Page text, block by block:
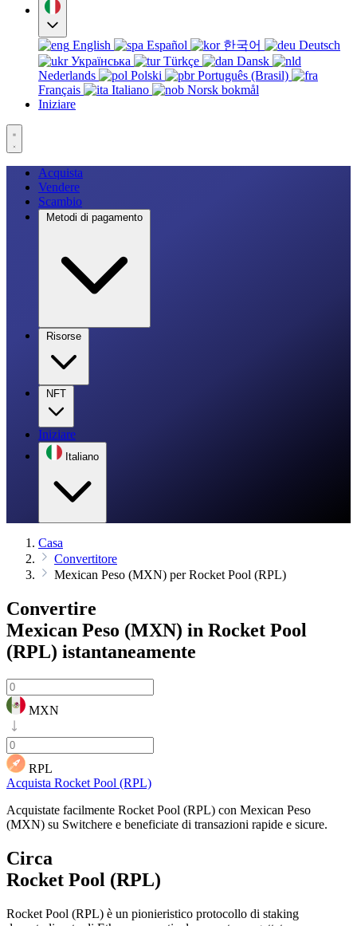
English Español 한국어
Deutsch
Українська
Türkçe
Dansk
Nederlands
Polski
Português (Brasil)
Français
Italiano
Norsk bokmål
Iniziare
Acquista
Vendere
Scambio
Metodi di pagamento
Risorse
NFT
Iniziare
Italiano
Casa
Convertitore
Mexican Peso (MXN) per Rocket Pool (RPL)
Convertire
Mexican Peso (MXN) in Rocket Pool
(RPL) istantaneamente
MXN
RPL
Acquista Rocket Pool (RPL)
Acquistate facilmente Rocket Pool (RPL) con Mexican Peso
(MXN) su Switchere e beneficiate di transazioni rapide e sicure.
Circa
Rocket Pool (RPL)
Rocket Pool (RPL) è un pionieristico protocollo di staking